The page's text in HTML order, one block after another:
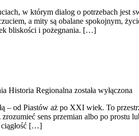
w którym dialog o potrzebach jest
a mity są obalane spokojnym,
bliskości i pożegnania. […]
Historia Regionalna została wyłączona
od Piastów aż po XXI wiek. To
sens przemian albo po
ciągłość […]